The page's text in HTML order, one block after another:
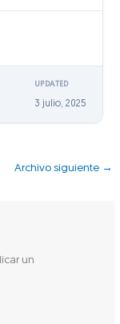
UPDATED
3 julio, 2025
Archivo siguiente →
un